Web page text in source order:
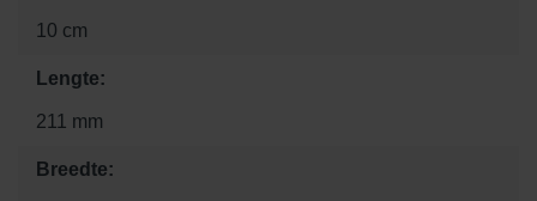
10 cm
Lengte:
211 mm
Breedte: